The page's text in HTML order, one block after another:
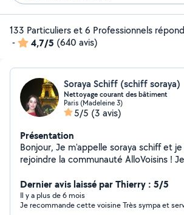
133 Particuliers et 6 Professionnels
-
4,7/5 (640 avis)
Soraya Schiff (schiff soraya)
Nettoyage courant des bâtiment
Paris (Madeleine 3)
5/5 (3 avis)
Présentation
Bonjour, Je m'appelle soraya schiff et
rejoindre la communauté AlloVoisins !
personne nettoyage et repassage du
particuliers niveau maternel , garde
d'enfants , avec sérieux et convivialité.
Dernier avis laissé par Thierry : 5/5
Il y a plus de 6 mois
Je recommande cette voisine Très